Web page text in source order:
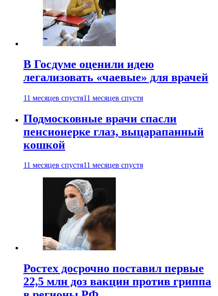
В Госдуме оценили идею
легализовать «чаевые» для врачей
11 месяцев спустя11 месяцев спустя
Подмосковные врачи спасли
пенсионерке глаз, выцарапанный
кошкой
11 месяцев спустя11 месяцев спустя
Ростех досрочно поставил первые
22,5 млн доз вакцин против гриппа